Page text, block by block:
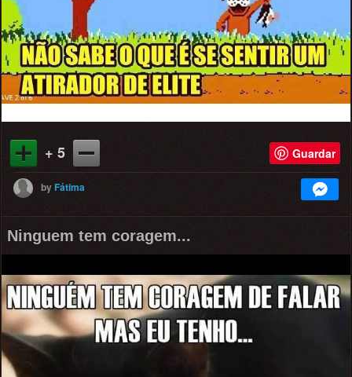
+ 5 Guardar
byFátima
Ninguem tem coragem...